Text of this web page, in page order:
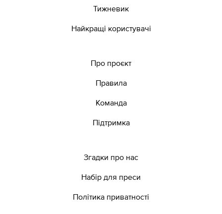
Тижневик
Найкращі користувачі
Про проєкт
Правила
Команда
Підтримка
Згадки про нас
Набір для преси
Політика приватності